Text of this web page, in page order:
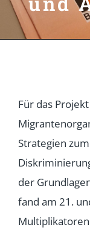
Für das
Strategien
der
fand am 21.